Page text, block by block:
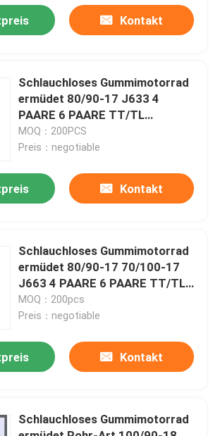
Reifen
Kontakt
Schlauchloses Gummimotorrad
ermüdet 80/90-17 J633 4
PAARE 6 PAARE TT/TL
Bundesrepublik
MOQ：200PCS
Preis：negotiable
Kontakt
Schlauchloses Gummimotorrad
ermüdet 80/90-17 70/100-17
J663 4 PAARE 6 PAARE TT/TL
Bundesrepublik
MOQ：200pcs
Preis：negotiable
Kontakt
Schlauchloses Gummimotorrad